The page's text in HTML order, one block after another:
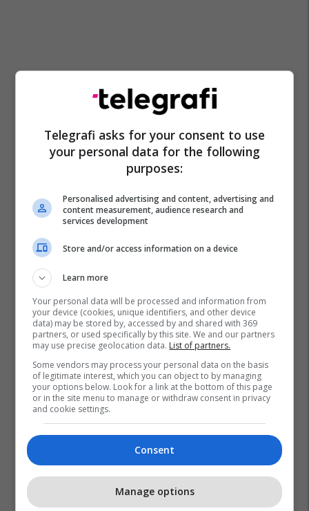
Telegrafi asks for your consent to use
your personal data for the following
purposes:
Personalised advertising and content, advertising and
content measurement, audience research and
services development
Store and/or access information on a device
Learn more
Your personal data will be processed and information from
your device (cookies, unique identifiers, and other device
data) may be stored by, accessed by and shared with 369
partners, or used specifically by this site. We and our partners
may use precise geolocation data. List of partners.
Some vendors may process your personal data on the basis
of legitimate interest, which you can object to by managing
your options below. Look for a link at the bottom of this page
or in the site menu to manage or withdraw consent in privacy
and cookie settings.
Consent
Manage options